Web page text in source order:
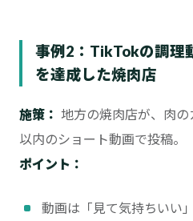
事例2：TikTokの調理
を達成した焼肉店
施策： 地方の焼肉店が、肉
以内のショート動画で投稿。
ポイント：
動画は「見て気持ちいい